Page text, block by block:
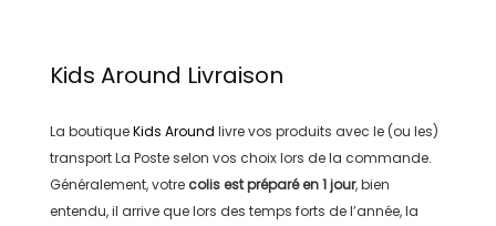
Kids Around Livraison
La boutiqueKids Around livre vos produits avec le (ou les)
transportLa Posteselon vos choix lors de la commande.
Généralement, votre colis est préparé en1 jour, bien
entendu, il arrive que lors des temps forts de l’année, la